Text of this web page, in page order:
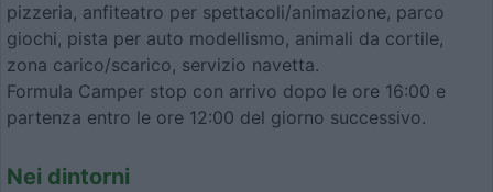
pizzeria, anfiteatro per spettacoli/animazione, parco
giochi, pista per auto modellismo, animali da cortile,
zona carico/scarico, servizio navetta.
Formula Camper stop con arrivo dopo le ore 16:00 e
partenza entro le ore 12:00 del giorno successivo.
Nei dintorni